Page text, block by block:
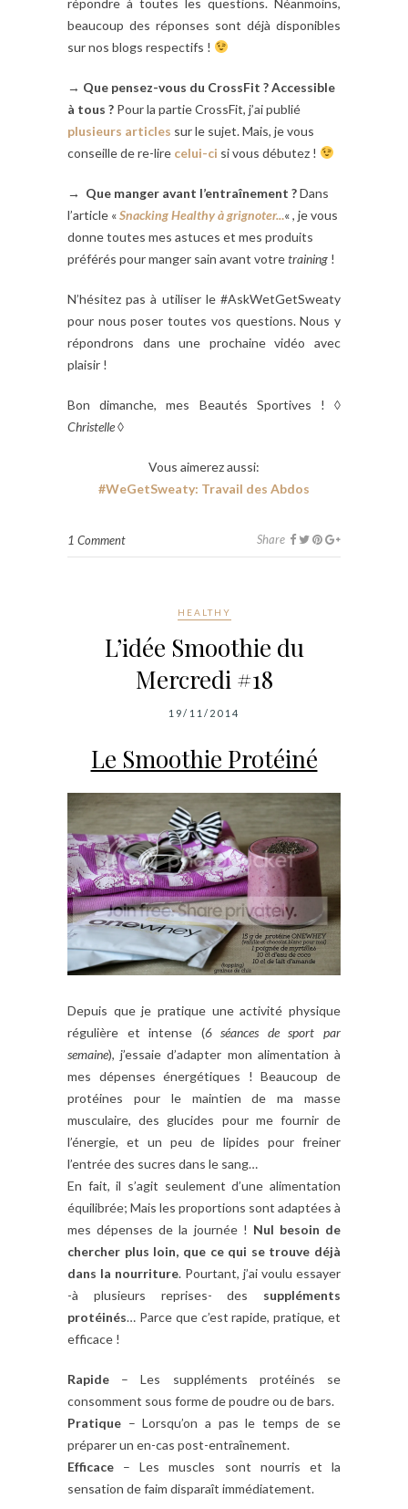
répondre à toutes les questions. Néanmoins,
beaucoup des réponses sont déjà disponibles
sur nos blogs respectifs !
→ Que pensez-vous du CrossFit ? Accessible
à tous ? Pour la partie CrossFit, j’ai publié
plusieurs articles sur le sujet. Mais, je vous
conseille de re-lire celui-ci si vous débutez !
→ Que manger avant l’entraînement ?Dans
l’article «Snacking Healthy à grignoter...« , je vous
donne toutes mes astuces et mes produits
préférés pour manger sain avant votretraining !
N’hésitez pas à utiliser le #AskWetGetSweaty
pour nous poser toutes vos questions. Nous y
répondrons dans une prochaine vidéo avec
plaisir !
Bon dimanche, mes Beautés Sportives ! ◊
Christelle◊
Vous aimerez aussi:
#WeGetSweaty: Travail des Abdos
1 Comment Share
HEALTHY
L’idée Smoothie du
Mercredi #18
19/11/2014
Le Smoothie Protéiné
Depuis que je pratique une activité physique
régulière et intense (6 séances de sport par
semaine), j’essaie d’adapter mon alimentation à
mes dépenses énergétiques ! Beaucoup de
protéines pour le maintien de ma masse
musculaire, des glucides pour me fournir de
l’énergie, et un peu de lipides pour freiner
l’entrée des sucres dans le sang…
En fait, il s’agit seulement d’une alimentation
équilibrée; Mais les proportions sont adaptées à
mes dépenses de la journée ! Nul besoin de
chercher plus loin, que ce qui se trouve déjà
dans la nourriture. Pourtant, j’ai voulu essayer
-à plusieurs reprises- des suppléments
protéinés… Parce que c’est rapide, pratique, et
efficace !
Rapide – Les suppléments protéinés se
consomment sous forme de poudre ou de bars.
Pratique – Lorsqu’on a pas le temps de se
préparer un en-cas post-entraînement.
Efficace – Les muscles sont nourris et la
sensation de faim disparaît immédiatement.